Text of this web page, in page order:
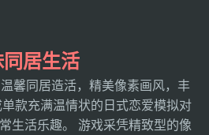
居生活
馨同居造活，精美像素画风，丰
款充满温情状的日式恋爱模拟对
生活乐趣。 游戏采凭精致型的像